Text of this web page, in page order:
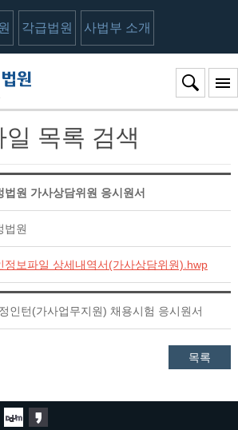
각급법원 사법부 소개
목록 검색
법원 가사상담위원 응시원서
법원
정보파일 상세내역서(가사상담위원).hwp
인턴(가사업무지원) 채용시험 응시원서
목록